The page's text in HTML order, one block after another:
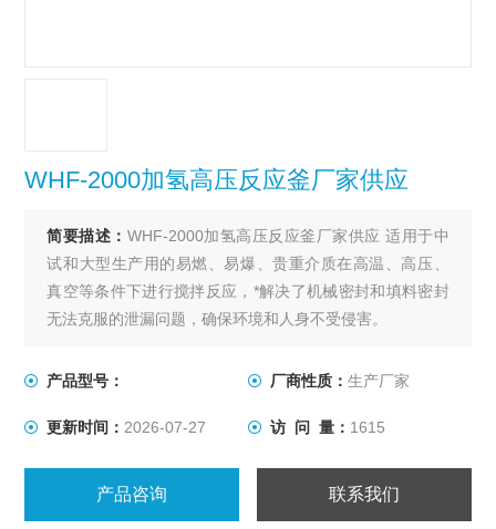
WHF-2000加氢高压反应釜厂家供应
简要描述： WHF-2000加氢高压反应釜厂家供应 适用于中
试和大型生产用的易燃、易爆、贵重介质在高温、高压、
真空等条件下进行搅拌反应，*解决了机械密封和填料密封
无法克服的泄漏问题，确保环境和人身不受侵害。
产品型号： 厂商性质： 生产厂家
更新时间： 2026-07-27 访 问 量： 1615
产品咨询 联系我们